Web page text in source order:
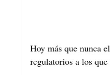
Hoy más que nunca
regulatorios a los